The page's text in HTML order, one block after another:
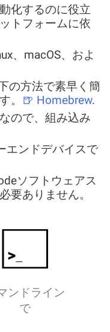
化するのに役立
トフォームに依
、macOS、およ
の方法で素早く簡
。 🍺 Homebrew.
ので、組み込み
エンドデバイスで
ソフトウェアス
要ありません。
ンドライン
で